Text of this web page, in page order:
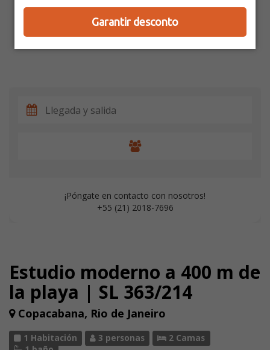
Garantir desconto
Estudio moderno a 400 m de
la playa | SL 363/214
Copacabana, Rio de Janeiro
1 Habitación 3 personas
2 Camas
¡Póngate en contacto con nosotros!
+55 (21) 2018-7696